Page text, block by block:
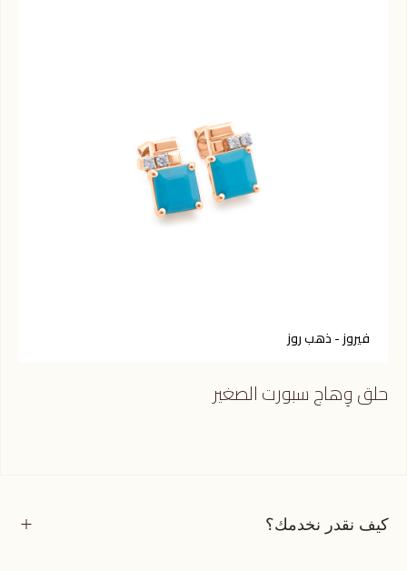
فيروز - ذهب روز
حلق وِهاج سبورت الصغير
كيف نقدر نخدمك؟